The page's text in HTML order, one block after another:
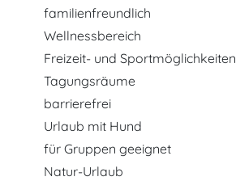
familienfreundlich
Wellnessbereich
Freizeit- und Sportmöglichkeiten
Tagungsräume
barrierefrei
Urlaub mit Hund
für Gruppen geeignet
Natur-Urlaub